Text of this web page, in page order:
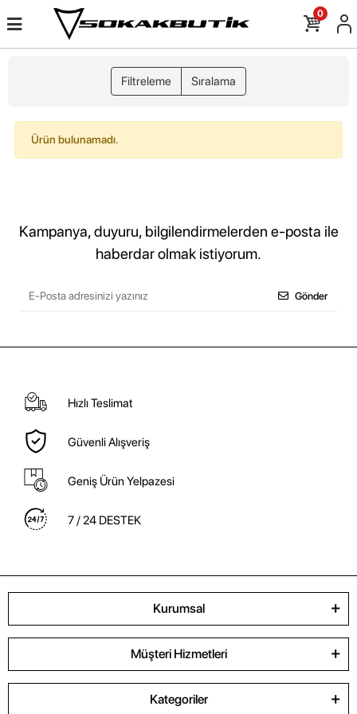
0
Filtreleme Sıralama
Ürün bulunamadı.
Kampanya, duyuru, bilgilendirmelerden e-posta ile
haberdar olmak istiyorum.
Gönder
Hızlı Teslimat
Güvenli Alışveriş
Geniş Ürün Yelpazesi
7 / 24 DESTEK
Kurumsal
Müşteri Hizmetleri
Kategoriler